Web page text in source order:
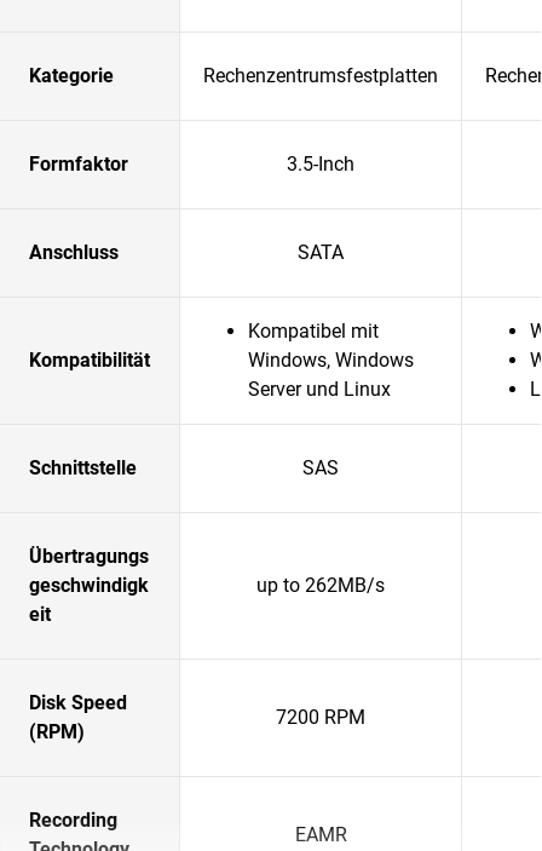
Kategorie Rechenzentrumsfestplatten
Formfaktor 3.5-Inch
Anschluss SATA
Kompatibilität
Kompatibel mit
Windows, Windows
Server und Linux
Schnittstelle SAS
Übertragungs
geschwindigk
eit
up to 262MB/s
Disk Speed
(RPM)
7200 RPM
Recording
EAMR